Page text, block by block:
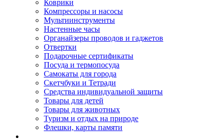
Коврики
Компрессоры и насосы
Мультиинструменты
Настенные часы
Органайзеры проводов и гаджетов
Отвертки
Подарочные сертификаты
Посуда и термопосуда
Самокаты для города
Скетчбуки и Тетради
Средства индивидуальной защиты
Товары для детей
Товары для животных
Туризм и отдых на природе
Флешки, карты памяти